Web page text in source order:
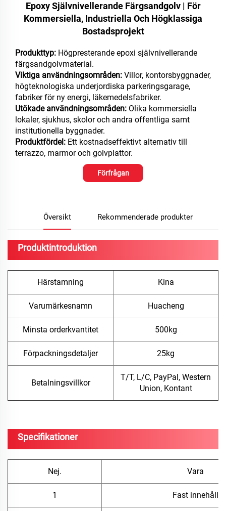
Epoxy Självnivellerande Färgsandgolv | För
Kommersiella, Industriella Och Högklassiga
Bostadsprojekt
Produkttyp: Högpresterande epoxi självnivellerande
färgsandgolvmaterial.
Viktiga användningsområden: Villor, kontorsbyggnader,
högteknologiska underjordiska parkeringsgarage,
fabriker för ny energi, läkemedelsfabriker.
Utökade användningsområden: Olika kommersiella
lokaler, sjukhus, skolor och andra offentliga samt
institutionella byggnader.
Produktfördel: Ett kostnadseffektivt alternativ till
terrazzo, marmor och golvplattor.
Förfrågan
Översikt Rekommenderade produkter
Produktintroduktion
Härstamning Kina
Varumärkesnamn Huacheng
Minsta orderkvantitet 500kg
Förpackningsdetaljer 25kg
Betalningsvillkor
T/T, L/C, PayPal, Western
Union, Kontant
Specifikationer
Nej. Vara
1 Fast innehåll